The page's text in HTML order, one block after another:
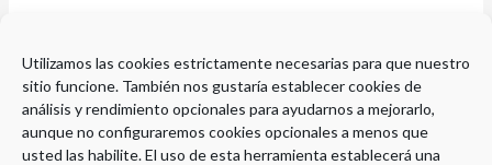
Utilizamos las cookies estrictamente necesarias para que nuestro
sitio funcione. También nos gustaría establecer cookies de
análisis y rendimiento opcionales para ayudarnos a mejorarlo,
aunque no configuraremos cookies opcionales a menos que
usted las habilite. El uso de esta herramienta establecerá una
buscando. Quizá pueda ayudarte una búsqueda.